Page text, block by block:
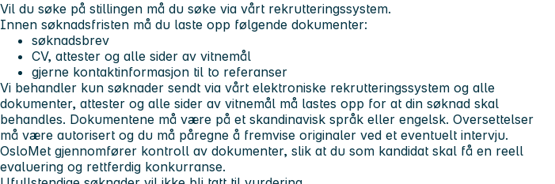
Vil du søke på stillingen må du søke via vårt rekrutteringssystem.
Innen søknadsfristen må du laste opp følgende dokumenter:
søknadsbrev
CV, attester og alle sider av vitnemål
gjerne kontaktinformasjon til to referanser
Vi behandler kun søknader sendt via vårt elektroniske rekrutteringssystem og alle
dokumenter, attester og alle sider av vitnemål må lastes opp for at din søknad skal
behandles. Dokumentene må være på et skandinavisk språk eller engelsk. Oversettelser
må være autorisert og du må påregne å fremvise originaler ved et eventuelt intervju.
OsloMet gjennomfører kontroll av dokumenter, slik at du som kandidat skal få en reell
evaluering og rettferdig konkurranse.